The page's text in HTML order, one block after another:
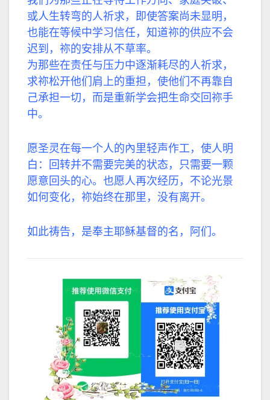
或人生转弯的人祈求，即使答案尚未显明，
也能在等候中学习信任，知道祢的供应不会
迟到，祢的安排从不草率。
为那些在责任与压力中逐渐耗尽的人祈求，
求祢松开他们肩上的重担，使他们不再靠自
己承担一切，而是重新学会把生命交回祢手
中。
愿圣灵在每一个人的內里轻声作工，使人明
白：回转并不需要完美的状态，只需要一颗
愿意回头的心。也愿人再次经历，不论光景
如何变化，祢始终在那里，没有离开。
如此祷告，是奉主耶稣基督的名，阿们。